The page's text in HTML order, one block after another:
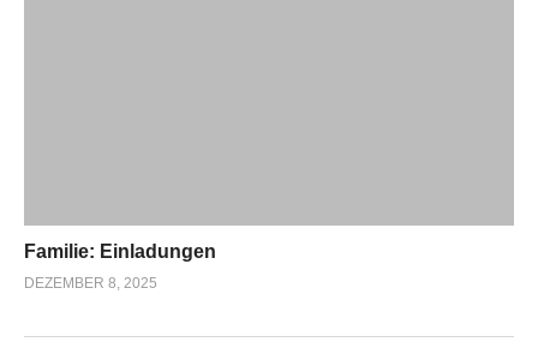
Familie: Einladungen
DEZEMBER 8, 2025